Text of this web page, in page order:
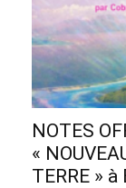
NOTES
«
TERRE »